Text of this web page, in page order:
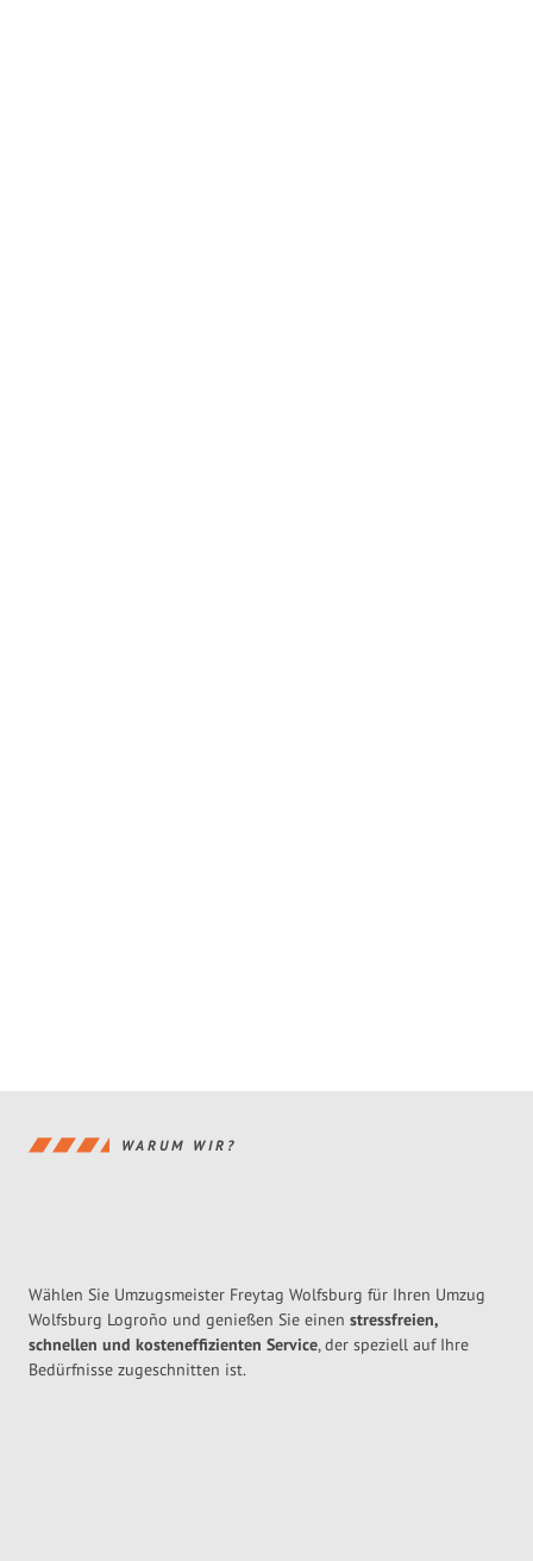
WARUM WIR?
Wählen Sie Umzugsmeister Freytag Wolfsburg für Ihren Umzug
Wolfsburg Logroño und genießen Sie einen stressfreien,
schnellen und kosteneffizienten Service, der speziell auf Ihre
Bedürfnisse zugeschnitten ist.